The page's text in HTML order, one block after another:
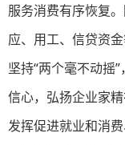
服务消费有序恢复
应、用工、信贷资
坚持“两个毫不动摇
信心，弘扬企业家
发挥促进就业和消